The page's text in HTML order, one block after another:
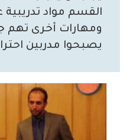
القسم مواد
ومهارات أخرى تهم
يصبحوا مدربين